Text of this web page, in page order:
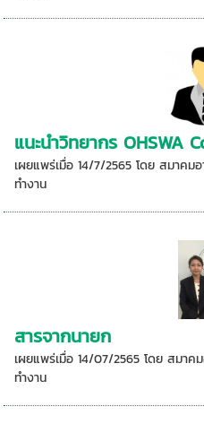
แนะนำวิทยากร OHSWA
เผยแพร่เมื่อ 14/7/2565 โดย สมาคม
ทำงาน
สารจากนายก
เผยแพร่เมื่อ 14/07/2565 โดย สมาค
ทำงาน